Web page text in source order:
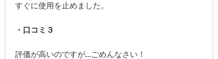
すぐに使用を止めました。
・口コミ３
評価が高いのですが…ごめんなさい！